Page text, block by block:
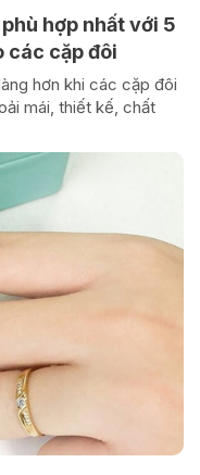
hợp nhất với 5
các cặp đôi
hơn khi các cặp đôi
mái, thiết kế, chất